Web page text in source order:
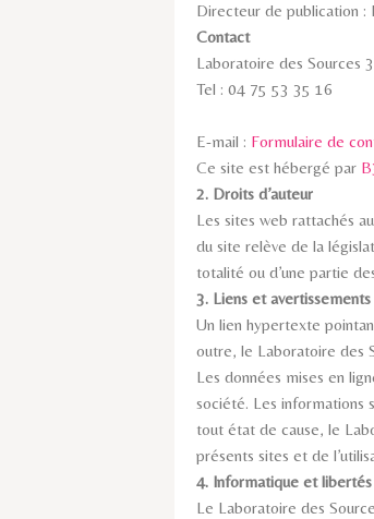
Directeur de publication
Contact
Laboratoire des Sources
Tel : 04 75 53 35 16
E-mail : Formulaire de
Ce site est hébergé par
2. Droits d’auteur
Les sites web rattachés
du site relève de la
totalité ou d’une partie
3. Liens et avertissements
Un lien hypertexte
outre, le Laboratoire des
Les données mises en
société. Les informations
tout état de cause, le
présents sites et de
4. Informatique et libertés
Le Laboratoire des